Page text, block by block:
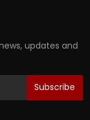
updates and
Subscribe